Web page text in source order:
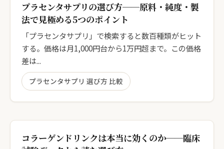
プラセンタサプリの選び方──原料・純度・製
法で見極める5つのポイント
「プラセンタサプリ」で検索すると数百種類がヒット
する。価格は月1,000円台から1万円超まで。この価格
差は...
プラセンタサプリ 選び方 比較
コラーゲンドリンクは本当に効くのか──臨床